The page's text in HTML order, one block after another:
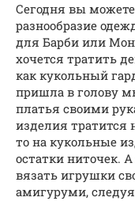
Сегодня вы
разнообразие
для Барби или
хочется тратить
как кукольный
пришла в голову
платья своими
изделия тратится
то на кукольные
остатки ниточек.
вязать игрушки
амигуруми,